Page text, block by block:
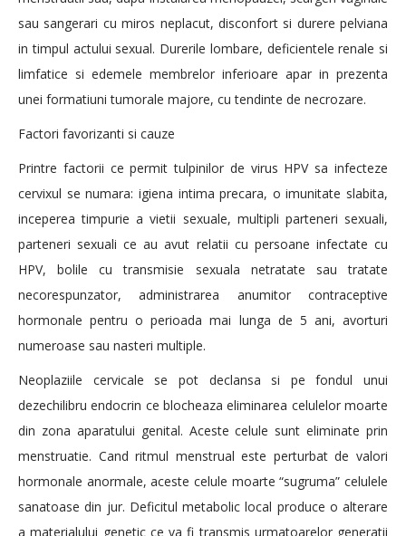
sau sangerari cu miros neplacut, disconfort si durere pelviana
in timpul actului sexual. Durerile lombare, deficientele renale si
limfatice si edemele membrelor inferioare apar in prezenta
unei formatiuni tumorale majore, cu tendinte de necrozare.
Factori favorizanti si cauze
Printre factorii ce permit tulpinilor de virus HPV sa infecteze
cervixul se numara: igiena intima precara, o imunitate slabita,
inceperea timpurie a vietii sexuale, multipli parteneri sexuali,
parteneri sexuali ce au avut relatii cu persoane infectate cu
HPV, bolile cu transmisie sexuala netratate sau tratate
necorespunzator, administrarea anumitor contraceptive
hormonale pentru o perioada mai lunga de 5 ani, avorturi
numeroase sau nasteri multiple.
Neoplaziile cervicale se pot declansa si pe fondul unui
dezechilibru endocrin ce blocheaza eliminarea celulelor moarte
din zona aparatului genital. Aceste celule sunt eliminate prin
menstruatie. Cand ritmul menstrual este perturbat de valori
hormonale anormale, aceste celule moarte “sugruma” celulele
sanatoase din jur. Deficitul metabolic local produce o alterare
a materialului genetic ce va fi transmis urmatoarelor generatii